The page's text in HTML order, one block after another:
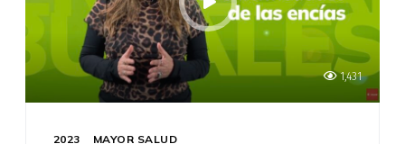
1,431
2023 MAYOR SALUD